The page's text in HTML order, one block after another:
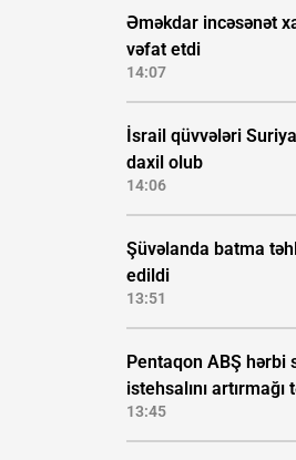
Əməkdar incəsənət
vəfat etdi
14:07
İsrail qüvvələri
daxil olub
14:06
Şüvəlanda batma
edildi
13:51
Pentaqon ABŞ hərbi
istehsalını artırmağı
13:45